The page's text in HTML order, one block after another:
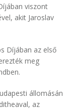
viszont
akit Jaroslav
Díjában az első
meg
állomásán
az